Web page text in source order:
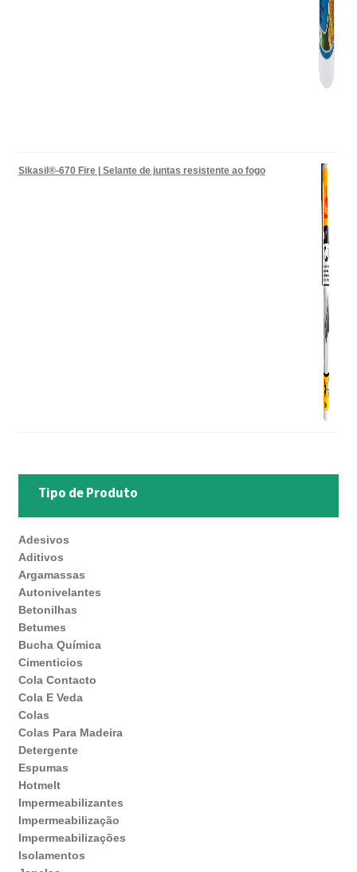
Sikasil®-670 Fire | Selante de juntas resistente ao fogo
Tipo de Produto
Adesivos
Aditivos
Argamassas
Autonivelantes
Betonilhas
Betumes
Bucha Química
Cimenticios
Cola Contacto
Cola E Veda
Colas
Colas Para Madeira
Detergente
Espumas
Hotmelt
Impermeabilizantes
Impermeabilização
Impermeabilizações
Isolamentos